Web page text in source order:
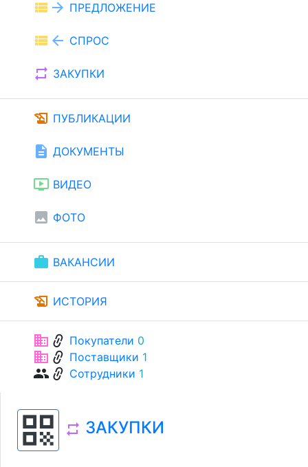
view_list arrow_forward ПРЕДЛОЖЕНИЕ
view_list arrow_back СПРОС
repeat ЗАКУПКИ
history_edu ПУБЛИКАЦИИ
description ДОКУМЕНТЫ
ondemand_video ВИДЕО
image ФОТО
work ВАКАНСИИ
history_edu ИСТОРИЯ
businesslink Покупатели 0
businesslink Поставщики 1
grouplink Сотрудники 1
qr_code repeat ЗАКУПКИ